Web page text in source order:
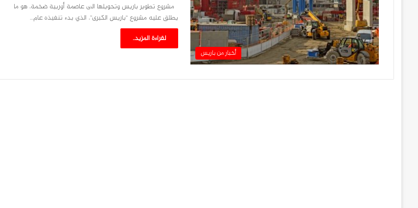
أخبار من باريس
مشروع تطوير باريس وتحويلها الى عاصمة أوربية ضخمة، هو ما
يطلق عليه مشروع “باريس الكبرى”، الذي بدء تنفيذه عام…
لقراءة المزيد..